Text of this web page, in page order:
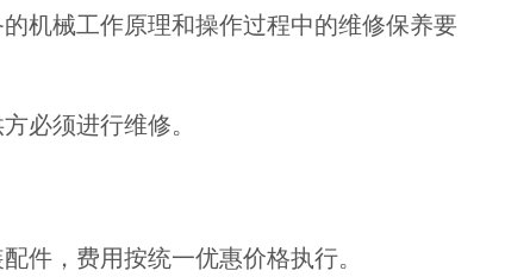
机械工作原理和操作过程中的维修保养要
必须进行维修。
件，费用按统一优惠价格执行。